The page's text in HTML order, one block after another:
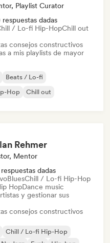
Playlist Curator
dadas
/ Lo-fi Hip-HopChill out
consejos constructivos
a mis playlists de mayor
Beats / Lo-fi
Hop
Chill out
Rehmer
Mentor
dadas
BluesChill / Lo-fi Hip-Hop
HopDance music
y gestionar sus
consejos constructivos
Chill / Lo-fi Hip-Hop